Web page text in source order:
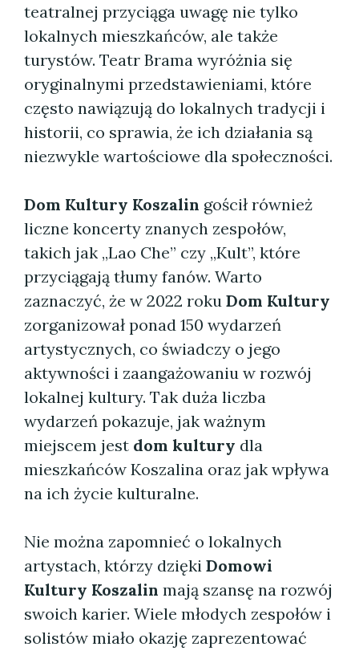
teatralnej przyciąga uwagę nie tylko
lokalnych mieszkańców, ale także
turystów. Teatr Brama wyróżnia się
oryginalnymi przedstawieniami, które
często nawiązują do lokalnych tradycji i
historii, co sprawia, że ich działania są
niezwykle wartościowe dla społeczności.
Dom Kultury Koszalin gościł również
liczne koncerty znanych zespołów,
takich jak „Lao Che” czy „Kult”, które
przyciągają tłumy fanów. Warto
zaznaczyć, że w 2022 roku Dom Kultury
zorganizował ponad 150 wydarzeń
artystycznych, co świadczy o jego
aktywności i zaangażowaniu w rozwój
lokalnej kultury. Tak duża liczba
wydarzeń pokazuje, jak ważnym
miejscem jest dom kultury dla
mieszkańców Koszalina oraz jak wpływa
na ich życie kulturalne.
Nie można zapomnieć o lokalnych
artystach, którzy dzięki Domowi
Kultury Koszalin mają szansę na rozwój
swoich karier. Wiele młodych zespołów i
solistów miało okazję zaprezentować